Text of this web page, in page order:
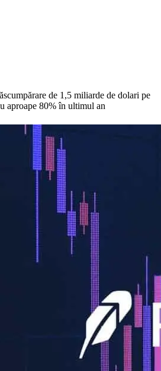
de 1,5 miliarde de dolari pe
aproape 80% în ultimul an